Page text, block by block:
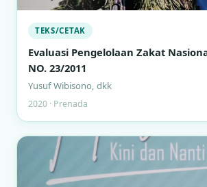
TEKS/CETAK
Evaluasi Pengelolaan Zakat
NO. 23/2011
Yusuf Wibisono, dkk
2020 · Prenada